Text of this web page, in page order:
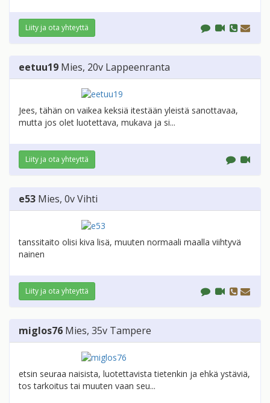
Liity ja ota yhteyttä
eetuu19 Mies, 20v Lappeenranta
Jees, tähän on vaikea keksiä itestään yleistä sanottavaa,
mutta jos olet luotettava, mukava ja si...
Liity ja ota yhteyttä
e53 Mies, 0vVihti
tanssitaito olisi kiva lisä, muuten normaali maalla viihtyvä
nainen
Liity ja ota yhteyttä
miglos76 Mies, 35v Tampere
etsin seuraa naisista, luotettavista tietenkin ja ehkä ystäviä,
tos tarkoitus tai muuten vaan seu...